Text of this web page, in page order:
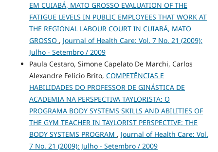
EM CUIABÁ, MATO GROSSO EVALUATION OF THE
FATIGUE LEVELS IN PUBLIC EMPLOYEES THAT WORK AT
THE REGIONAL LABOUR COURT IN CUIABÁ, MATO
GROSSO , Journal of Health Care: Vol. 7 No. 21 (2009):
Julho - Setembro / 2009
Paula Cestaro, Simone Capelato De Marchi, Carlos
Alexandre Felício Brito, COMPETÊNCIAS E
HABILIDADES DO PROFESSOR DE GINÁSTICA DE
ACADEMIA NA PERSPECTIVA TAYLORISTA: O
PROGRAMA BODY SYSTEMS SKILLS AND ABILITIES OF
THE GYM TEACHER IN TAYLORIST PERSPECTIVE: THE
BODY SYSTEMS PROGRAM , Journal of Health Care: Vol.
7 No. 21 (2009): Julho - Setembro / 2009